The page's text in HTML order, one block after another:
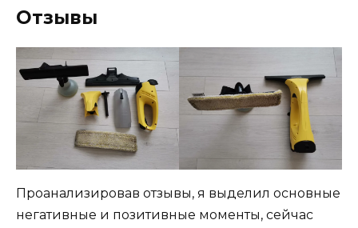
Отзывы
Проанализировав отзывы, я выделил основные
негативные и позитивные моменты, сейчас